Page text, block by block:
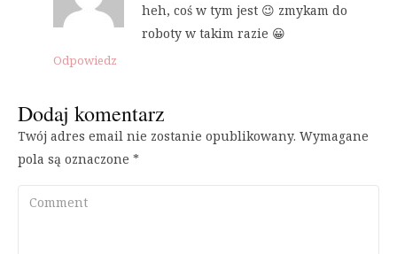
heh, coś w tym jest 😉 zmykam do
roboty w takim razie 😀
Odpowiedz
Dodaj komentarz
Twój adres email nie zostanie opublikowany. Wymagane
pola są oznaczone *
Comment